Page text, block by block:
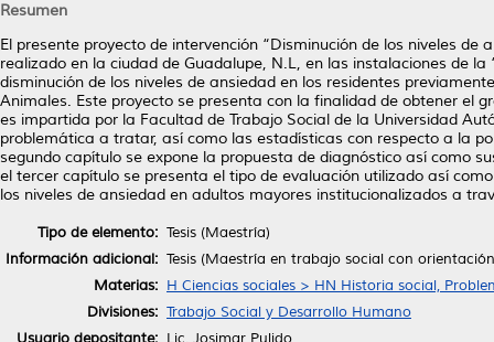
Resumen
El presente proyecto de intervención “Disminución de los niveles
realizado en la ciudad de Guadalupe, N.L, en las instalaciones de
disminución de los niveles de ansiedad en los residentes
Animales. Este proyecto se presenta con la finalidad de obtener el
es impartida por la Facultad de Trabajo Social de la Universidad
problemática a tratar, así como las estadísticas con respecto a la
segundo capítulo se expone la propuesta de diagnóstico así como
el tercer capítulo se presenta el tipo de evaluación utilizado así
los niveles de ansiedad en adultos mayores institucionalizados a
Tipo de elemento: Tesis (Maestría)
Información adicional: Tesis (Maestría en trabajo social con
Materias: H Ciencias sociales > HN Historia social,
Divisiones: Trabajo Social y Desarrollo Humano
Usuario depositante: Lic. Josimar Pulido